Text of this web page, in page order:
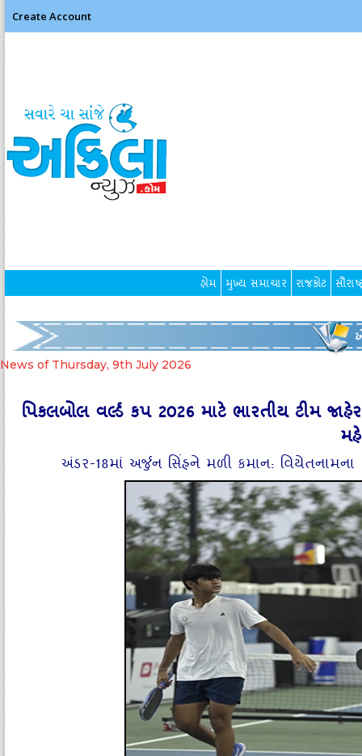
Create Account
હોમ મુખ્ય સમાચાર રાજકોટ
News of Thursday, 9th July 2026
પિકલબોલ વર્લ્ડ કપ 2026 માટે ભારતીય ટીમ
અંડર-18માં અર્જુન સિંહને મળી કમાન: